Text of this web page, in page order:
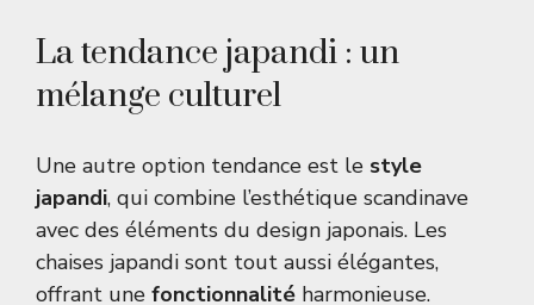
La tendance japandi : un
mélange culturel
Une autre option tendance est le style
japandi, qui combine l’esthétique scandinave
avec des éléments du design japonais. Les
chaises japandi sont tout aussi élégantes,
offrant une fonctionnalité harmonieuse.